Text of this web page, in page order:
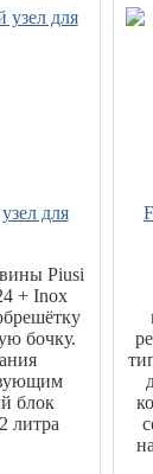
для
Piusi
+ Inox
бочку.
блок
литра